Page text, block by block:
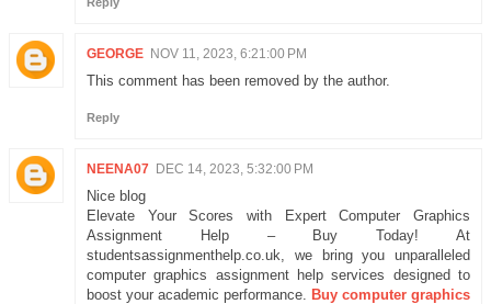
GEORGE NOV 11, 2023, 6:21:00 PM
This comment has been removed by the author.
Reply
NEENA07 DEC 14, 2023, 5:32:00 PM
Nice blog
Elevate Your Scores with Expert Computer Graphics
Assignment Help – Buy Today! At
studentsassignmenthelp.co.uk, we bring you unparalleled
computer graphics assignment help services designed to
boost your academic performance. Buy computer graphics